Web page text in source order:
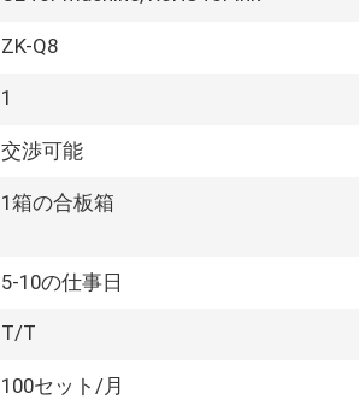
ZK-Q8
1
交渉可能
1箱の合板箱
5-10の仕事日
T/T
100セット/月